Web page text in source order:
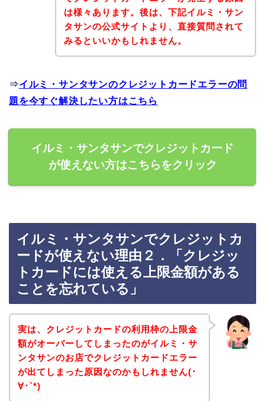
は様々あります。後は、下記イルミ・サン
タサンの公式サイトより、直接質問されて
みるといいかもしれません。
⇒イルミ・サンタサンのクレジットカードエラーの問
題を今すぐ解決したい方はこちら
イルミ・サンタサンでクレジットカード
が使えない方はこちらをクリック
イルミ・サンタサンでクレジットカ
ードが使えない理由２．「クレジッ
トカードには使える上限金額がある
ことを忘れている」
実は、クレジットカードの利用枠の上限金
額がオーバーしてしまったのがイルミ・サ
ンタサンのお店でクレジットカードエラー
が出てしまった原因なのかもしれません(･
∀･`*)